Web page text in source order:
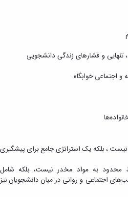
تنهایی و فشارهای زندگی دانشجویی
اجتماعی خوابگاه
، بلکه یک استراتژی جامع برای پیشگیری
محدود به مواد مخدر نیست، بلکه شامل
اجتماعی و روانی در میان دانشجویان نیز